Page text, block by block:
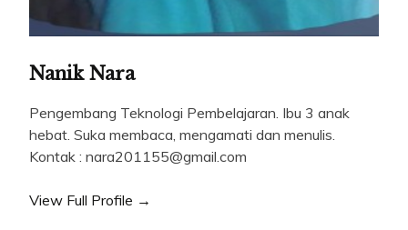
Nanik Nara
Pengembang Teknologi Pembelajaran. Ibu 3 anak
hebat. Suka membaca, mengamati dan menulis.
Kontak : nara201155@gmail.com
View Full Profile →